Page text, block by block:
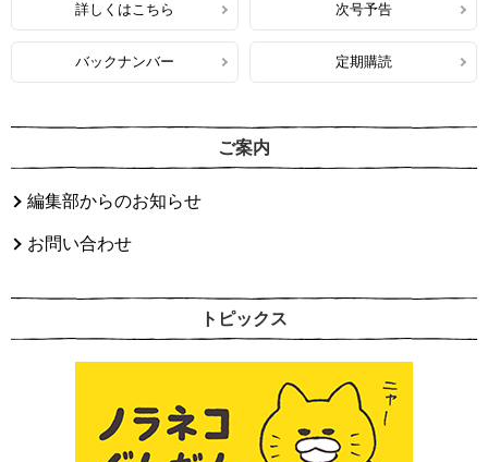
詳しくはこちら 次号予告
バックナンバー 定期購読
ご案内
編集部からのお知らせ
お問い合わせ
トピックス